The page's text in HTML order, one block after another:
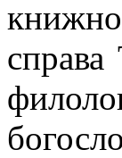
справа